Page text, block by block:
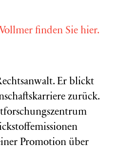
finden Sie hier.
Er blickt
zurück.
Promotion über